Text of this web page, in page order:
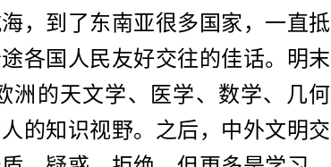
，到了东南亚很多国家，一直抵
各国人民友好交往的佳话。明末
洲的天文学、医学、数学、几何
的知识视野。之后，中外文明交